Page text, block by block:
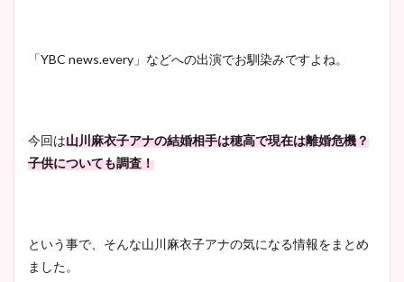
「YBC news.every」などへの出演でお馴染みですよね。
今回は山川麻衣子アナの結婚相手は穂高で現在は離婚危機？
子供についても調査！
という事で、そんな山川麻衣子アナの気になる情報をまとめ
ました。